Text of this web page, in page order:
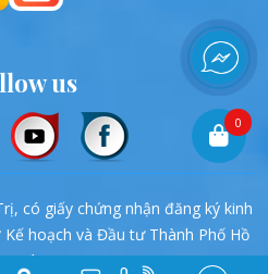
us
có giấy chứng nhận đăng ký kinh
hoạch và Đầu tư Thành Phố Hồ
ngày 27/06/2019
0